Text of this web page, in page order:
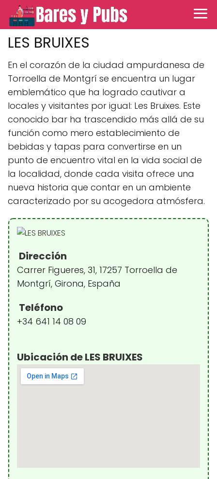
LES BRUIXES
En el corazón de la ciudad ampurdanesa de
Torroella de Montgrí se encuentra un lugar
emblemático que ha logrado cautivar a
locales y visitantes por igual: Les Bruixes. Este
conocido bar ha trascendido más allá de su
función como mero establecimiento de
bebidas y tapas para convertirse en un
punto de encuentro vital en la vida social de
la localidad, donde cada visita ofrece una
nueva historia que contar en un ambiente
caracterizado por su acogedora atmósfera.
Dirección
Carrer Figueres, 31, 17257 Torroella de
Montgrí, Girona, España
Teléfono
+34 641 14 08 09
Ubicación de LES BRUIXES